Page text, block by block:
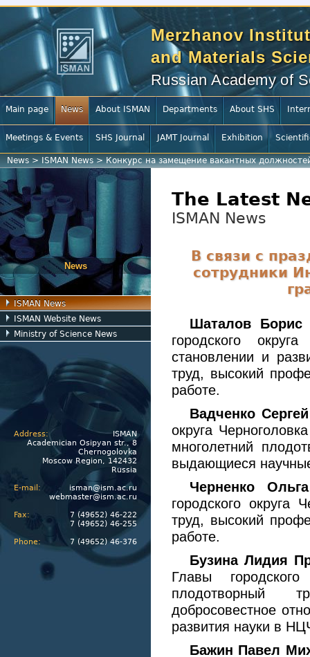
Merzhanov
and Materials
Russian Academy of
Main page News About ISMAN Departments About SHS
Meetings & Events SHS Journal JAMT Journal Exhibition
News >ISMAN News>Конкурс на замещение вакантных
News
ISMAN News
ISMAN Website News
Ministry of Science News
Address:
ISMAN
Academician Osipyan str., 8
Chernogolovka
Moscow Region, 142432
Russia
E-mail:
isman@ism.ac.ru
webmaster@ism.ac.ru
Fax:
7 (49652) 46-222
7 (49652) 46-255
Phone:
7 (49652) 46-376
The Latest
ISMAN News
В связи с
сотрудники
Шаталов Борис
городского
становлении и
труд, высокий
работе.
Вадченко
округа
многолетний
выдающиеся
Черненко
городского округа
труд, высокий
работе.
Бузина Лидия
Главы
плодотворный
добросовестное
развития науки в
Бажин Павел